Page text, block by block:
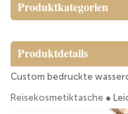
Produktkategorien
Produktdetails
Custom bedruckte
Reisekosmetiktasche ●